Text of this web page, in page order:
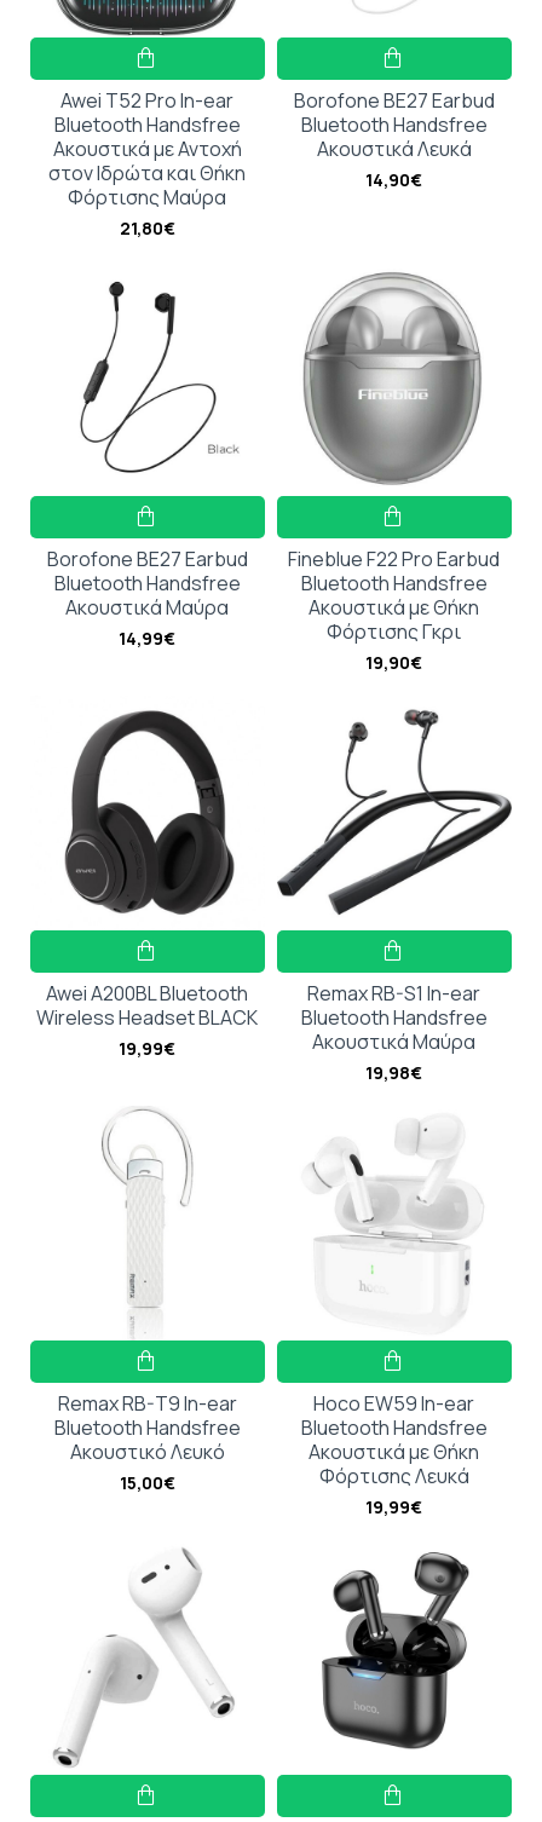
Awei T52 Pro In-ear
Bluetooth Handsfree
Ακουστικά με Αντοχή
στον Ιδρώτα και Θήκη
Φόρτισης Μαύρα
21,80€
Borofone BE27 Earbud
Bluetooth Handsfree
Ακουστικά Λευκά
14,90€
Borofone BE27 Earbud
Bluetooth Handsfree
Ακουστικά Μαύρα
14,99€
Fineblue F22 Pro Earbud
Bluetooth Handsfree
Ακουστικά με Θήκη
Φόρτισης Γκρι
19,90€
Awei A200BL Bluetooth
Wireless Headset BLACK
19,99€
Remax RB-S1 In-ear
Bluetooth Handsfree
Ακουστικά Μαύρα
19,98€
Remax RB-T9 In-ear
Bluetooth Handsfree
Ακουστικό Λευκό
15,00€
Hoco EW59 In-ear
Bluetooth Handsfree
Ακουστικά με Θήκη
Φόρτισης Λευκά
19,99€